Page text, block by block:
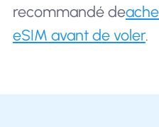
recommandé de
eSIM avant de voler.